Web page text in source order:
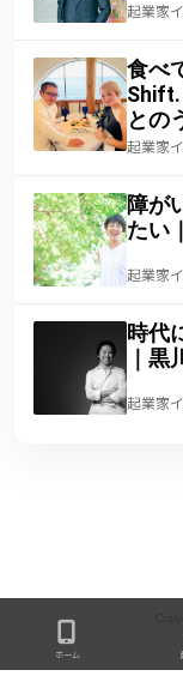
起業家
食べ
Shift.
との
起業家
障が
たい
起業家
時代
｜黒
起業家
ホーム